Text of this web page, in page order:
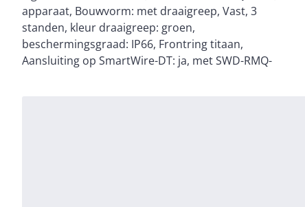
apparaat, Bouwvorm: met draaigreep, Vast, 3
standen, kleur draaigreep: groen,
beschermingsgraad: IP66, Frontring titaan,
Aansluiting op SmartWire-DT: ja, met SWD-RMQ-
Vaste-/tipfunctie met codering M22-XC-Y wijzigbaar,
normen en bepalingen: IEC/EN 60947, VDE 0660,